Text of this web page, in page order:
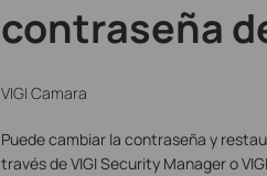
contraseña
VIGI Camara
Puede cambiar la contraseña y
través de VIGI Security Manager o